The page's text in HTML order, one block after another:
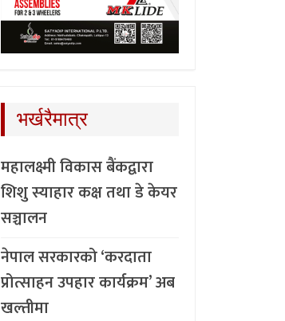
भर्खरैमात्र
महालक्ष्मी विकास बैंकद्वारा
शिशु स्याहार कक्ष तथा डे केयर
सञ्चालन
नेपाल सरकारको ‘करदाता
प्रोत्साहन उपहार कार्यक्रम’ अब
खल्तीमा